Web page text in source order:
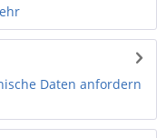
Daten anfordern